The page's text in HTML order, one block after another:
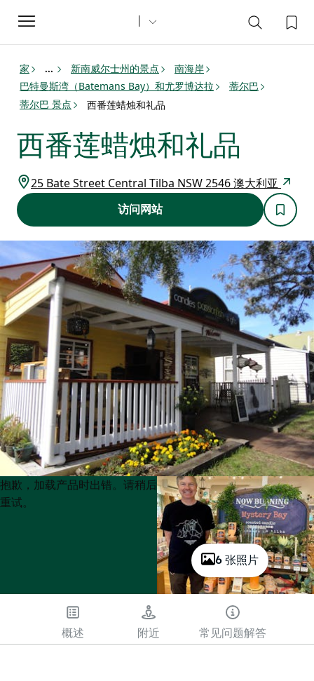
Toggle
navigation
家 ... 新南威尔士州的景点
南海岸
巴特曼斯湾（Batemans Bay）和尤罗博​​达拉
蒂尔巴
蒂尔巴 景点
西番莲蜡烛和礼品
西番莲蜡烛和礼品
25 Bate Street Central Tilba NSW 2546 澳大利亚
访问网站
6 张照片
Product
List
Product
List
抱歉，加载产品时出错。请稍后
重试。
概述 附近 常见问题解答